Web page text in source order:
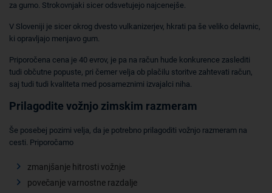
za gumo. Strokovnjaki sicer odsvetujejo najcenejše.
V Sloveniji je sicer okrog dvesto vulkanizerjev, hkrati pa še veliko delavnic,
ki opravljajo menjavo gum.
Priporočena cena je 40 evrov, je pa na račun hude konkurence zaslediti
tudi občutne popuste, pri čemer velja ob plačilu storitve zahtevati račun,
saj tudi tudi kvaliteta med posameznimi izvajalci niha.
Prilagodite vožnjo zimskim razmeram
Še posebej pozimi velja, da je potrebno prilagoditi vožnjo razmeram na
cesti. Priporočamo
zmanjšanje hitrosti vožnje
povečanje varnostne razdalje